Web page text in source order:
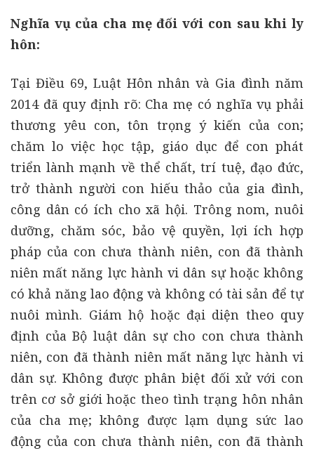
Nghĩa vụ của cha mẹ đối với con sau khi ly
hôn:
Tại Điều 69, Luật Hôn nhân và Gia đình năm
2014 đã quy định rõ: Cha mẹ có nghĩa vụ phải
thương yêu con, tôn trọng ý kiến của con;
chăm lo việc học tập, giáo dục để con phát
triển lành mạnh về thể chất, trí tuệ, đạo đức,
trở thành người con hiếu thảo của gia đình,
công dân có ích cho xã hội. Trông nom, nuôi
dưỡng, chăm sóc, bảo vệ quyền, lợi ích hợp
pháp của con chưa thành niên, con đã thành
niên mất năng lực hành vi dân sự hoặc không
có khả năng lao động và không có tài sản để tự
nuôi mình. Giám hộ hoặc đại diện theo quy
định của Bộ luật dân sự cho con chưa thành
niên, con đã thành niên mất năng lực hành vi
dân sự. Không được phân biệt đối xử với con
trên cơ sở giới hoặc theo tình trạng hôn nhân
của cha mẹ; không được lạm dụng sức lao
động của con chưa thành niên, con đã thành